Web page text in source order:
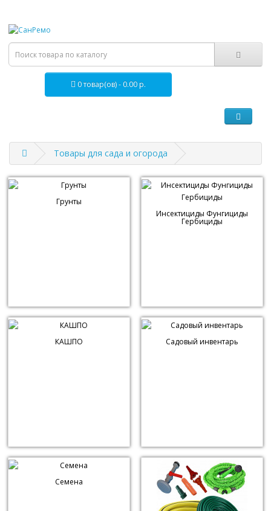
0 товар(ов) - 0.00 р.
Товары для сада и огорода
Грунты
Инсектициды Фунгициды
Гербициды
КАШПО Садовый инвентарь
Семена